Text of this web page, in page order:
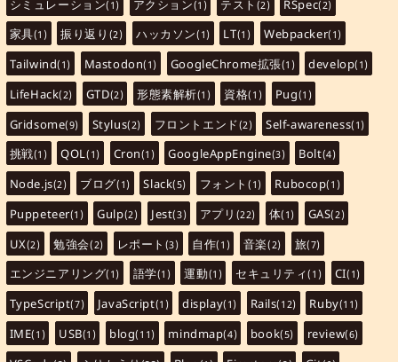
シミュレーション(1) アクション(1) テスト (2) RSpec(2)
家具(1) 振り返り (2) ハッカソン(1) LT(1) Webpacker(1)
Tailwind(1) Mastodon(1) GoogleChrome拡張(1) develop(1)
LifeHack(2) GTD(2) 形態素解析(1) 資格(1) Pug(1)
Gridsome(9) Stylus(2) フロントエンド(2) Self-awareness(1)
挑戦(1) QOL(1) Cron(1) GoogleAppEngine(3) Bolt(4)
Node.js(2) ブログ(1) Slack(5) フォント(1) Rubocop(1)
Puppeteer(1) Gulp(2) Jest(3) アプリ (22) 体(1) GAS(2)
UX(2) 勉強会(2) レポート (3) 自作(1) 音楽(2) 旅(7)
エンジニアリング(1) 語学(1) 運動(1) セキュリティ(1) CI(1)
TypeScript(7) JavaScript(1) display(1) Rails(12) Ruby(11)
IME(1) USB(1) blog(11) mindmap(4) book(5) review(6)